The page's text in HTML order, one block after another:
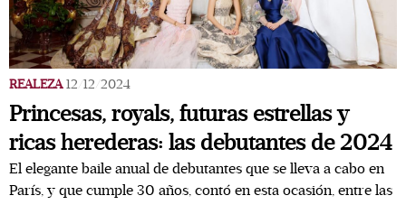
REALEZA 12/12/2024
Princesas, royals, futuras estrellas y
ricas herederas: las debutantes de 2024
El elegante baile anual de debutantes que se lleva a cabo en
París, y que cumple 30 años, contó en esta ocasión, entre las